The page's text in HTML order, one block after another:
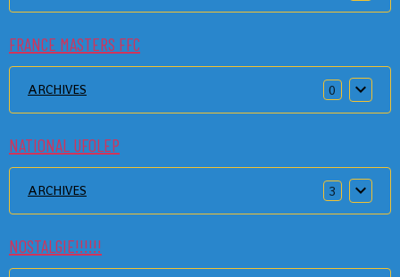
FRANCE MASTERS FFC
ARCHIVES 0
NATIONAL UFOLEP
ARCHIVES 3
NOSTALGIE!!!!!!